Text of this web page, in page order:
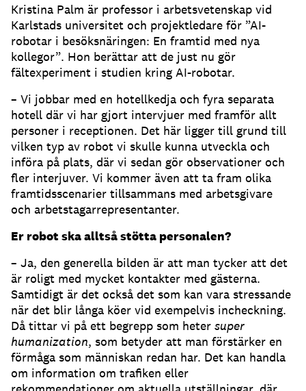
Kristina Palm är professor i arbetsvetenskap vid
Karlstads universitet och projektledare för ”AI-
robotar i besöksnäringen: En framtid med nya
kollegor”. Hon berättar att de just nu gör
fältexperiment i studien kring AI-robotar.
– Vi jobbar med en hotellkedja och fyra separata
hotell där vi har gjort intervjuer med framför allt
personer i receptionen. Det här ligger till grund till
vilken typ av robot vi skulle kunna utveckla och
införa på plats, där vi sedan gör observationer och
fler interjuver. Vi kommer även att ta fram olika
framtidsscenarier tillsammans med arbetsgivare
och arbetstagarrepresentanter.
Er robot ska alltså stötta personalen?
– Ja, den generella bilden är att man tycker att det
är roligt med mycket kontakter med gästerna.
Samtidigt är det också det som kan vara stressande
när det blir långa köer vid exempelvis incheckning.
Då tittar vi på ett begrepp som heter super
humanization, som betyder att man förstärker en
förmåga som människan redan har. Det kan handla
om information om trafiken eller